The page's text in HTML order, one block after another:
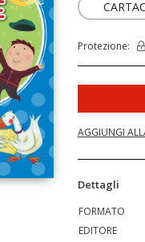
Protezione:
AGGIUNGI
Dettagli
FORMATO
EDITORE